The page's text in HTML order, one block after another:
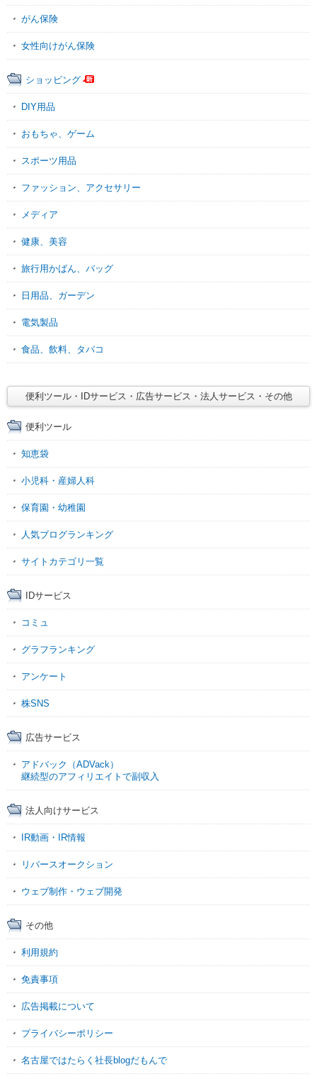
がん保険
女性向けがん保険
ショッピング
DIY用品
おもちゃ、ゲーム
スポーツ用品
ファッション、アクセサリー
メディア
健康、美容
旅行用かばん、バッグ
日用品、ガーデン
電気製品
食品、飲料、タバコ
便利ツール・IDサービス・広告サービス・法人サービス・その他
便利ツール
知恵袋
小児科・産婦人科
保育園・幼稚園
人気ブログランキング
サイトカテゴリ一覧
IDサービス
コミュ
グラフランキング
アンケート
株SNS
広告サービス
アドバック（ADVack）
継続型のアフィリエイトで副収入
法人向けサービス
IR動画・IR情報
リバースオークション
ウェブ制作・ウェブ開発
その他
利用規約
免責事項
広告掲載について
プライバシーポリシー
名古屋ではたらく社長blogだもんで